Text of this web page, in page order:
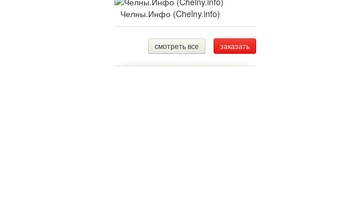
Челны.Инфо (Chelny.info)
смотреть все заказать